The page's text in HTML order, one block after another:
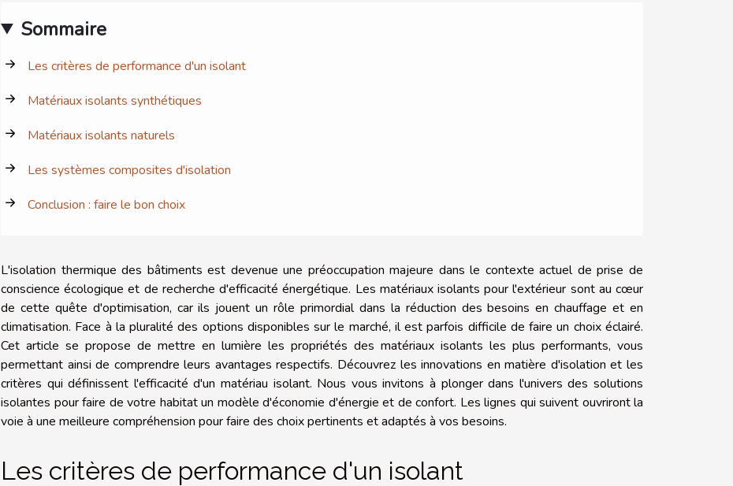
Sommaire
Les critères de performance d'un isolant
Matériaux isolants synthétiques
Matériaux isolants naturels
Les systèmes composites d'isolation
Conclusion : faire le bon choix
L'isolation thermique des bâtiments est devenue une préoccupation majeure dans le contexte actuel de prise de
conscience écologique et de recherche d'efficacité énergétique. Les matériaux isolants pour l'extérieur sont au cœur
de cette quête d'optimisation, car ils jouent un rôle primordial dans la réduction des besoins en chauffage et en
climatisation. Face à la pluralité des options disponibles sur le marché, il est parfois difficile de faire un choix éclairé.
Cet article se propose de mettre en lumière les propriétés des matériaux isolants les plus performants, vous
permettant ainsi de comprendre leurs avantages respectifs. Découvrez les innovations en matière d'isolation et les
critères qui définissent l'efficacité d'un matériau isolant. Nous vous invitons à plonger dans l'univers des solutions
isolantes pour faire de votre habitat un modèle d'économie d'énergie et de confort. Les lignes qui suivent ouvriront la
voie à une meilleure compréhension pour faire des choix pertinents et adaptés à vos besoins.
Les critères de performance d'un isolant